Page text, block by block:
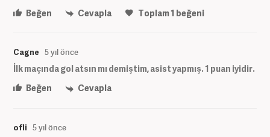
Beğen
Cevapla Toplam1 beğeni
Cagne 5 yıl önce
İlk maçında gol atsın mı demiştim, asist yapmış. 1 puan iyidir.
Beğen
Cevapla
ofli 5 yıl önce